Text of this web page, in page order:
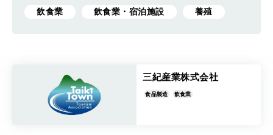
飲食業 飲食業・宿泊施設 養殖
三紀産業株式会社
食品製造 飲食業